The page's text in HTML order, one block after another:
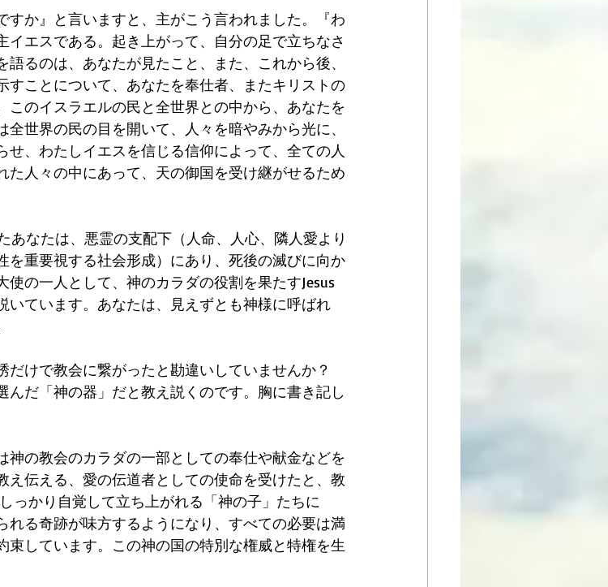
すか』と言いますと、主がこう言われました。『わ
エスである。起き上がって、自分の足で立ちなさ
るのは、あなたが見たこと、また、これから後、
すことについて、あなたを奉仕者、またキリストの
のイスラエルの民と全世界との中から、あなたを
世界の民の目を開いて、人々を暗やみから光に、
、わたしイエスを信じる信仰によって、全ての人
た人々の中にあって、天の御国を受け継がせるため
あなたは、悪霊の支配下（人命、人心、隣人愛より
を重要視する社会形成）にあり、死後の滅びに向か
の一人として、神のカラダの役割を果たすJesus
いています。あなたは、見えずとも神様に呼ばれ
けで教会に繋がったと勘違いしていませんか？
だ「神の器」だと教え説くのです。胸に書き記し
神の教会のカラダの一部としての奉仕や献金などを
え伝える、愛の伝道者としての使命を受けたと、教
っかり自覚して立ち上がれる「神の子」たちに
れる奇跡が味方するようになり、すべての必要は満
束しています。この神の国の特別な権威と特権を生